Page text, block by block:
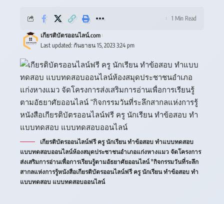
Last updated: กันยายน 15, 2023 3:24 pm
เกียรติบัตรออนไลน์.com
1 Min Read
เกียรติบัตรออนไลน์ฟรี ครู นักเรียน ทำข้อสอบ ทำแบบทดสอบ
แบบทดสอบออนไลน์ห้องสมุดประชาชนอำเภอแก่งหางแมว จัดโครงการ
ส่งเสริมการอ่านเพื่อการเรียนรู้ตามอัธยาศัยออนไลน์ "กิจกรรมวันที่ระลึก
สากลแห่งการรู้หนังสือเกียรติบัตรออนไลน์ฟรี ครู นักเรียน ทำข้อสอบ ทำ
แบบทดสอบ แบบทดสอบออนไลน์